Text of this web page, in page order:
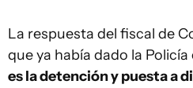
La respuesta del fiscal de
que ya había dado la Policía
es la detención y puesta a